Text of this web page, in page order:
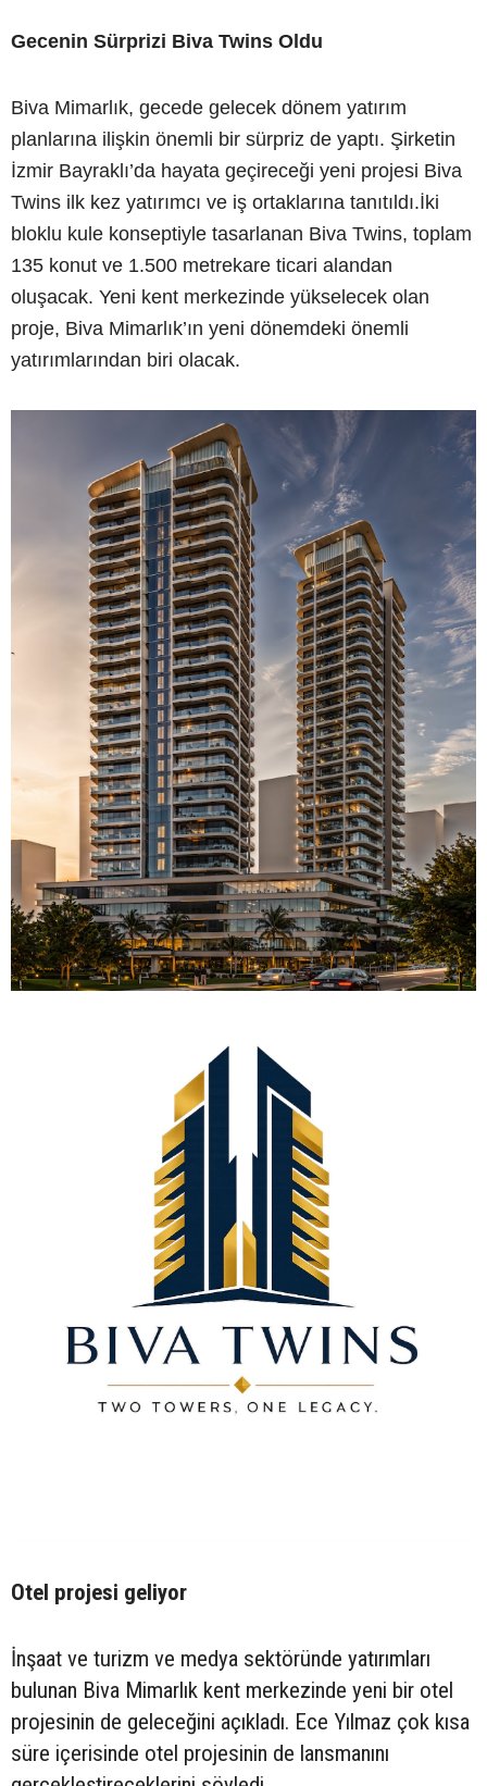
Gecenin Sürprizi Biva Twins Oldu
Biva Mimarlık, gecede gelecek dönem yatırım
planlarına ilişkin önemli bir sürpriz de yaptı. Şirketin
İzmir Bayraklı’da hayata geçireceği yeni projesi Biva
Twins ilk kez yatırımcı ve iş ortaklarına tanıtıldı.İki
bloklu kule konseptiyle tasarlanan Biva Twins, toplam
135 konut ve 1.500 metrekare ticari alandan
oluşacak. Yeni kent merkezinde yükselecek olan
proje, Biva Mimarlık’ın yeni dönemdeki önemli
yatırımlarından biri olacak.
Otel projesi geliyor
İnşaat ve turizm ve medya sektöründe yatırımları
bulunan Biva Mimarlık kent merkezinde yeni bir otel
projesinin de geleceğini açıkladı. Ece Yılmaz çok kısa
süre içerisinde otel projesinin de lansmanını